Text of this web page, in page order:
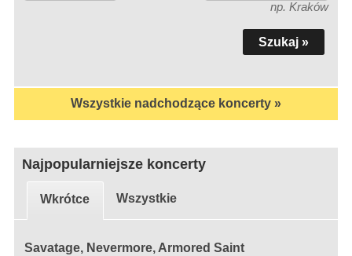
np. Kraków
Wszystkie nadchodzące koncerty »
Najpopularniejsze koncerty
Wkrótce Wszystkie
Savatage, Nevermore, Armored Saint